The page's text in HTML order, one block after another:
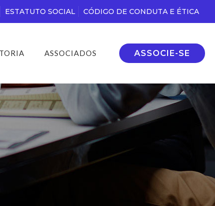
ESTATUTO SOCIAL CÓDIGO DE CONDUTA E ÉTICA
ASSOCIADOS ASSOCIE-SE